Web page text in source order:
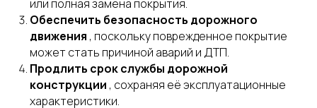
или полная замена покрытия.
Обеспечить безопасность дорожного
движения , поскольку поврежденное покрытие
может стать причиной аварий и ДТП.
Продлить срок службы дорожной
конструкции , сохраняя её эксплуатационные
характеристики.